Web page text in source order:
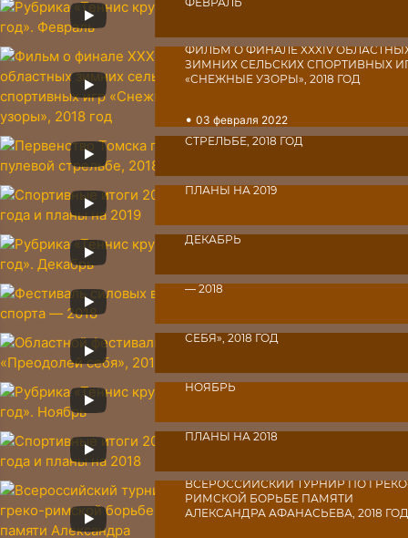
•13 февраля 2022
ФИЛЬМ О ФИНАЛЕ XXXIV
ЗИМНИХ СЕЛЬСКИХ СПОРТИВНЫХ
«СНЕЖНЫЕ УЗОРЫ», 2018 ГОД
•03 февраля 2022
ПЕРВЕНСТВО ТОМСКА ПО ПУЛЕВОЙ
СТРЕЛЬБЕ, 2018 ГОД
•28 декабря 2021
СПОРТИВНЫЕ ИТОГИ 2018 ГОДА И
ПЛАНЫ НА 2019
•20 декабря 2021
РУБРИКА «ТЕННИС КРУГЛЫЙ ГОД».
ДЕКАБРЬ
•16 декабря 2021
ФЕСТИВАЛЬ СИЛОВЫХ ВИДОВ
― 2018
•21 ноября 2021
ОБЛАСТНОЙ ФЕСТИВАЛЬ
СЕБЯ», 2018 ГОД
•17 ноября 2021
РУБРИКА «ТЕННИС КРУГЛЫЙ ГОД».
НОЯБРЬ
•15 ноября 2021
СПОРТИВНЫЕ ИТОГИ 2017 ГОДА И
ПЛАНЫ НА 2018
•10 ноября 2021
ВСЕРОССИЙСКИЙ ТУРНИР ПО
РИМСКОЙ БОРЬБЕ ПАМЯТИ
АЛЕКСАНДРА АФАНАСЬЕВА, 2018